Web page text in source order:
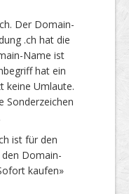
Der Domain-
.ch hat die
Name ist
hat ein
keine Umlaute.
Sonderzeichen
ist für den
Domain-
kaufen»